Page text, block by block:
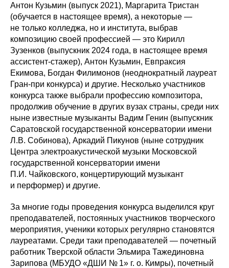
Антон Кузьмин (выпуск 2021), Маргарита Тристан
(обучается в настоящее время), а некоторые —
не только колледжа, но и института, выбрав
композицию своей профессией — это Кирилл
Зузенков (выпускник 2024 года, в настоящее время
ассистент-стажер), Антон Кузьмин, Евпраксия
Екимова, Богдан Филимонов (неоднократный лауреат
Гран-при конкурса) и другие. Несколько участников
конкурса также выбрали профессию композитора,
продолжив обучение в других вузах страны, среди них
ныне известные музыканты Вадим Генин (выпускник
Саратовской государственной консерватории имени
Л.В. Собинова), Аркадий Пикунов (ныне сотрудник
Центра электроакустической музыки Московской
государственной консерватории имени
П.И. Чайковского, концертирующий музыкант
и перформер) и другие.
За многие годы проведения конкурса выделился круг
преподавателей, постоянных участников творческого
мероприятия, ученики которых регулярно становятся
лауреатами. Среди таки преподавателей — почетный
работник Тверской области Эльмира Тажединовна
Зарипова (МБУДО «ДШИ № 1» г. о. Кимры), почетный